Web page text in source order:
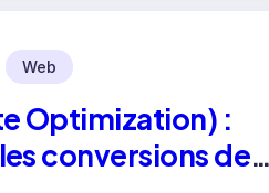
Web
Optimization) :
conversions de